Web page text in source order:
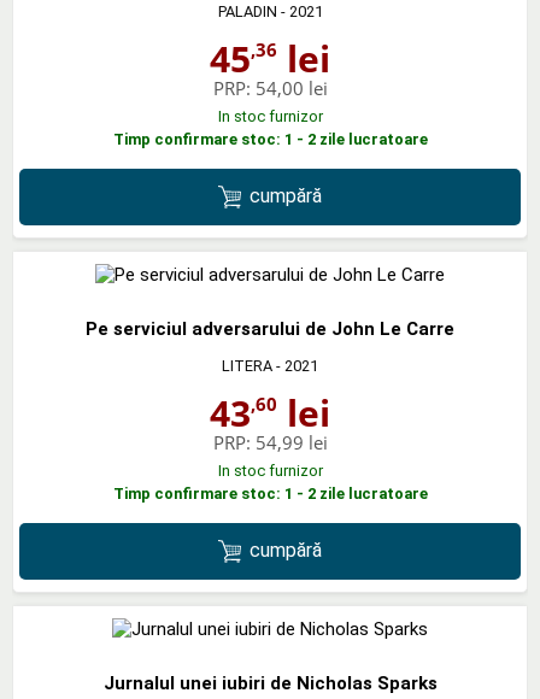
PALADIN - 2021
45,36 lei
PRP: 54,00 lei
In stoc furnizor
Timp confirmare stoc: 1 - 2 zile lucratoare
cumpără
Pe serviciul adversarului de John Le Carre
LITERA - 2021
43,60 lei
PRP: 54,99 lei
In stoc furnizor
Timp confirmare stoc: 1 - 2 zile lucratoare
cumpără
Jurnalul unei iubiri de Nicholas Sparks